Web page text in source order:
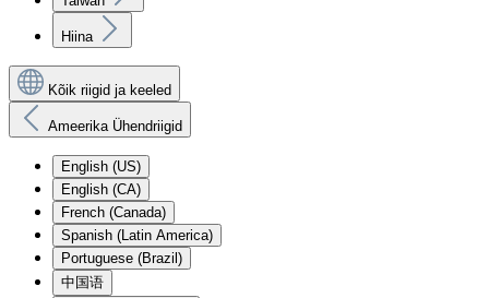
Hiina
Kõik riigid ja keeled
Ameerika Ühendriigid
English (US)
English (CA)
French (Canada)
Spanish (Latin America)
Portuguese (Brazil)
中国语